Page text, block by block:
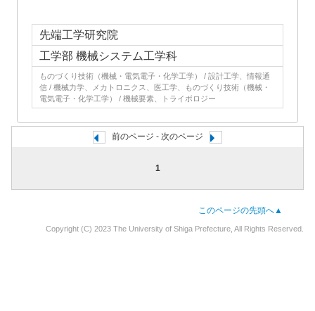
先端工学研究院
工学部 機械システム工学科
ものづくり技術（機械・電気電子・化学工学） / 設計工学、情報通
信 / 機械力学、メカトロニクス、医工学、ものづくり技術（機械・
電気電子・化学工学） / 機械要素、トライボロジー
前のページ - 次のページ
1
このページの先頭へ▲
Copyright (C) 2023 The University of Shiga Prefecture, All Rights Reserved.